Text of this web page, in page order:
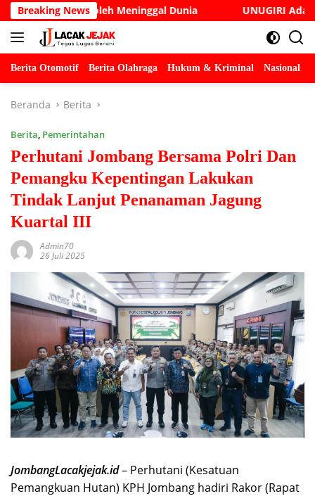
Langsung
ke
konten
Breaking News
Soleh Meninggal Dunia UNUGIRI Adakan Seminar
Berita Otomotif Berita Olahraga Hukum & Kriminal Nasional
Beranda Berita
Berita, Pemerintahan
Perhutani Jombang Bersama Polri Dan
Pemangku Kepentingan Lakukan
Tindak Lanjut Penanaman Jagung
Kuartal III
Admin70
26 Juli 2025
JombangLacakjejak.id– Perhutani (Kesatuan
Pemangkuan Hutan) KPH Jombang hadiri Rakor (Rapat